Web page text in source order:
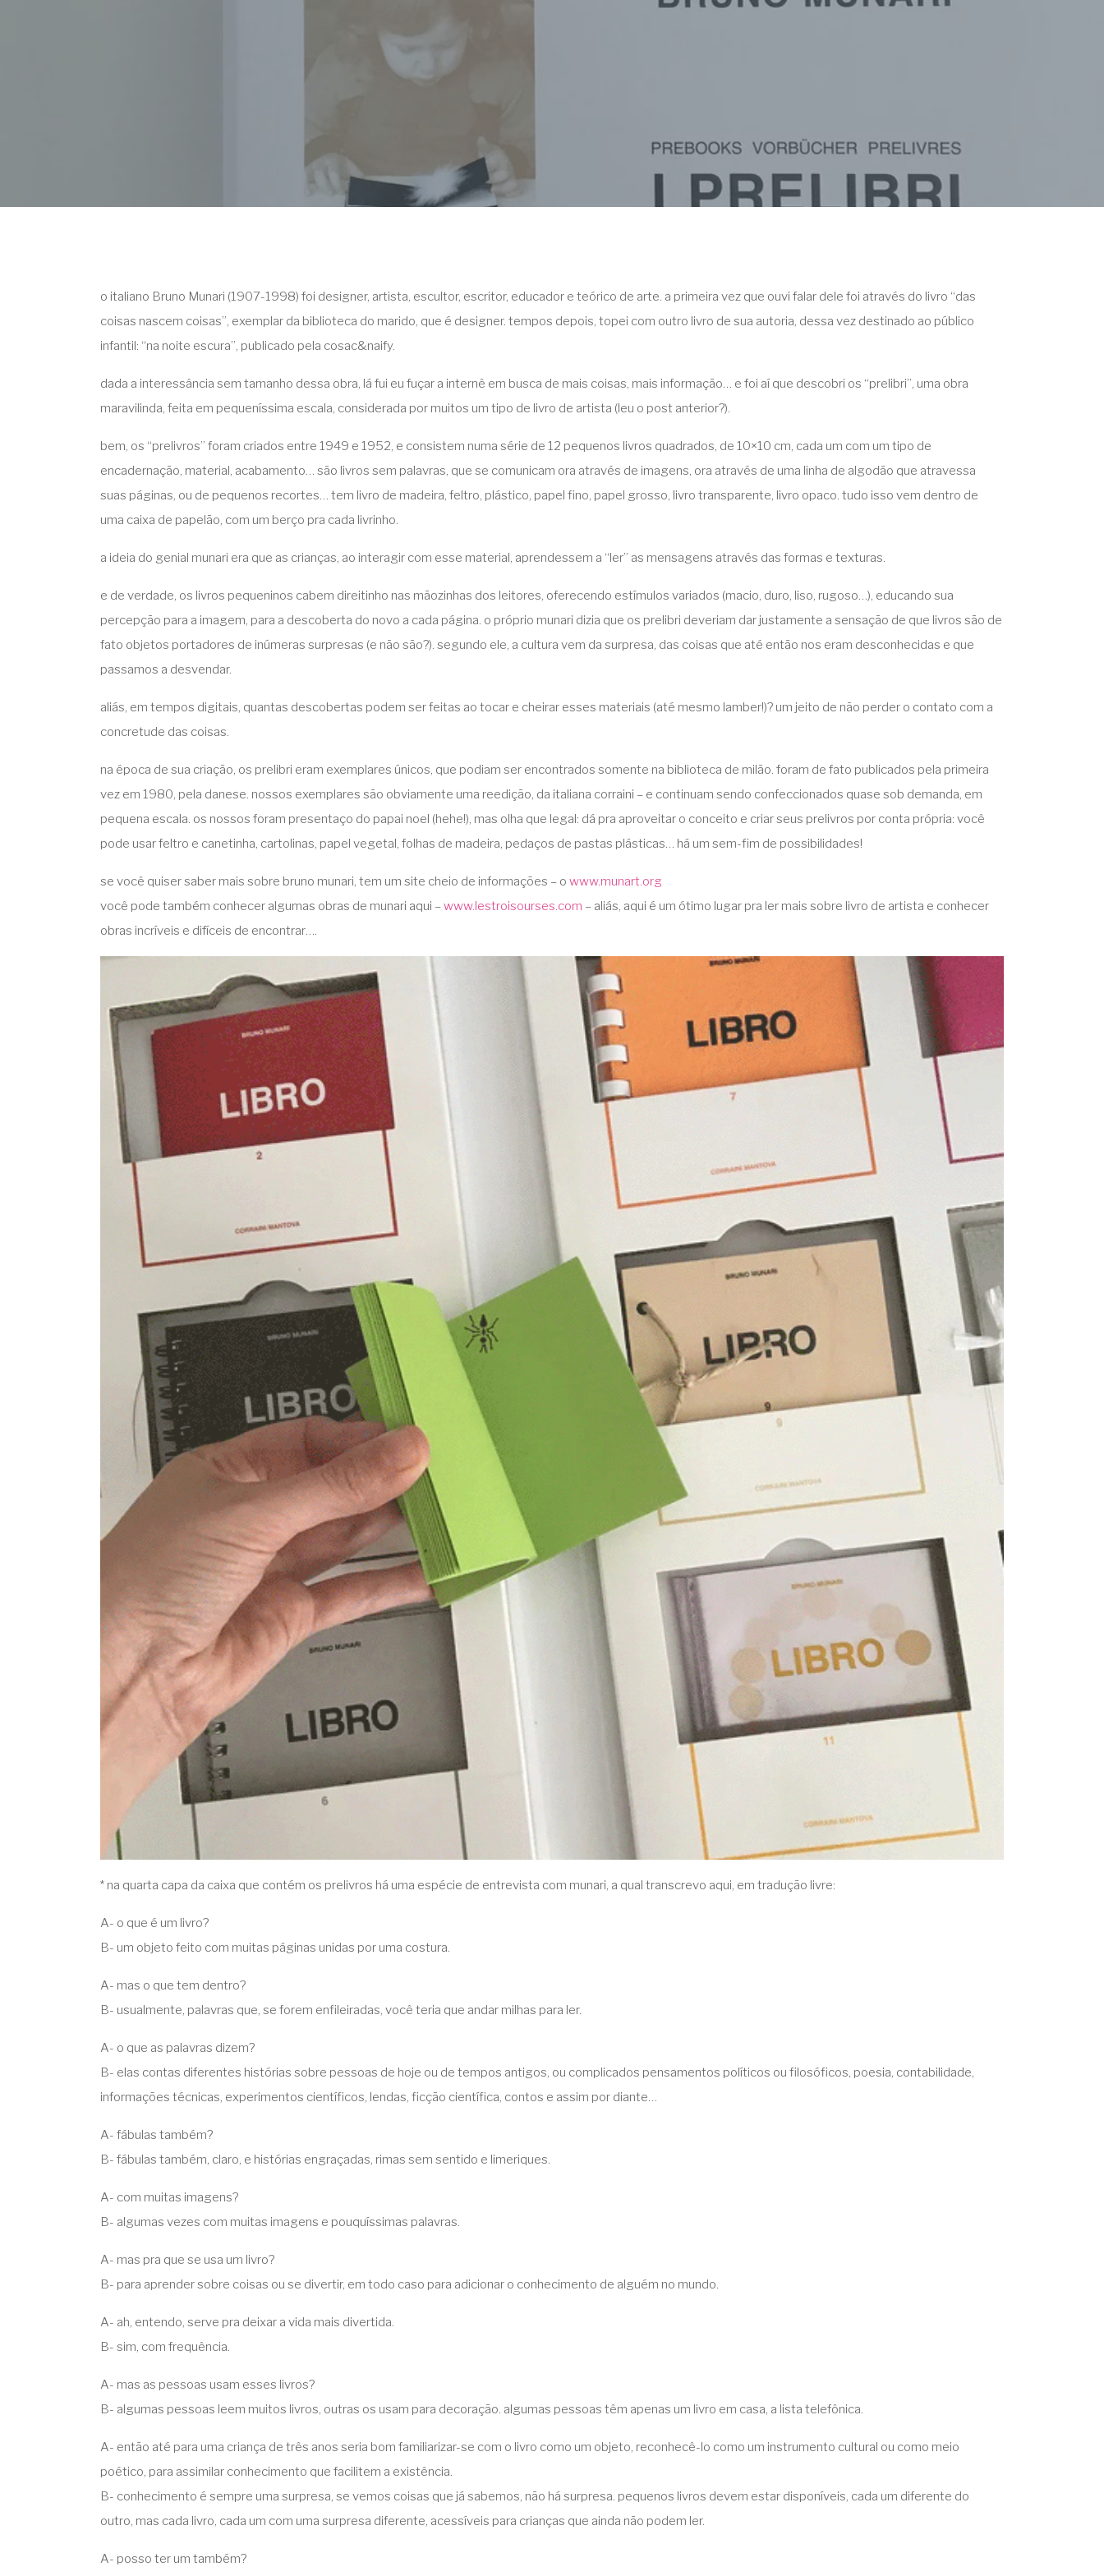
o italiano Bruno Munari (1907-1998) foi designer, artista, escultor, escritor, educador e teórico de arte. a primeira vez que ouvi falar dele foi através do livro “das
coisas nascem coisas”, exemplar da biblioteca do marido, que é designer. tempos depois, topei com outro livro de sua autoria, dessa vez destinado ao público
infantil: “na noite escura”, publicado pela cosac&naify.
dada a interessância sem tamanho dessa obra, lá fui eu fuçar a internê em busca de mais coisas, mais informação… e foi aí que descobri os “prelibri”, uma obra
maravilinda, feita em pequeníssima escala, considerada por muitos um tipo de livro de artista (leu o post anterior?).
bem, os “prelivros” foram criados entre 1949 e 1952, e consistem numa série de 12 pequenos livros quadrados, de 10×10 cm, cada um com um tipo de
encadernação, material, acabamento… são livros sem palavras, que se comunicam ora através de imagens, ora através de uma linha de algodão que atravessa
suas páginas, ou de pequenos recortes… tem livro de madeira, feltro, plástico, papel fino, papel grosso, livro transparente, livro opaco. tudo isso vem dentro de
uma caixa de papelão, com um berço pra cada livrinho.
a ideia do genial munari era que as crianças, ao interagir com esse material, aprendessem a “ler” as mensagens através das formas e texturas.
e de verdade, os livros pequeninos cabem direitinho nas mãozinhas dos leitores, oferecendo estímulos variados (macio, duro, liso, rugoso…), educando sua
percepção para a imagem, para a descoberta do novo a cada página. o próprio munari dizia que os prelibri deveriam dar justamente a sensação de que livros são de
fato objetos portadores de inúmeras surpresas (e não são?). segundo ele, a cultura vem da surpresa, das coisas que até então nos eram desconhecidas e que
passamos a desvendar.
aliás, em tempos digitais, quantas descobertas podem ser feitas ao tocar e cheirar esses materiais (até mesmo lamber!)? um jeito de não perder o contato com a
concretude das coisas.
na época de sua criação, os prelibri eram exemplares únicos, que podiam ser encontrados somente na biblioteca de milão. foram de fato publicados pela primeira
vez em 1980, pela danese. nossos exemplares são obviamente uma reedição, da italiana corraini – e continuam sendo confeccionados quase sob demanda, em
pequena escala. os nossos foram presentaço do papai noel (hehe!), mas olha que legal: dá pra aproveitar o conceito e criar seus prelivros por conta própria: você
pode usar feltro e canetinha, cartolinas, papel vegetal, folhas de madeira, pedaços de pastas plásticas… há um sem-fim de possibilidades!
se você quiser saber mais sobre bruno munari, tem um site cheio de informações – o www.munart.org
você pode também conhecer algumas obras de munari aqui –www.lestroisourses.com – aliás, aqui é um ótimo lugar pra ler mais sobre livro de artista e conhecer
obras incríveis e difíceis de encontrar….
* na quarta capa da caixa que contém os prelivros há uma espécie de entrevista com munari, a qual transcrevo aqui, em tradução livre:
A- o que é um livro?
B- um objeto feito com muitas páginas unidas por uma costura.
A- mas o que tem dentro?
B- usualmente, palavras que, se forem enfileiradas, você teria que andar milhas para ler.
A- o que as palavras dizem?
B- elas contas diferentes histórias sobre pessoas de hoje ou de tempos antigos, ou complicados pensamentos políticos ou filosóficos, poesia, contabilidade,
informações técnicas, experimentos científicos, lendas, ficção científica, contos e assim por diante…
A- fábulas também?
B- fábulas também, claro, e histórias engraçadas, rimas sem sentido e limeriques.
A- com muitas imagens?
B- algumas vezes com muitas imagens e pouquíssimas palavras.
A- mas pra que se usa um livro?
B- para aprender sobre coisas ou se divertir, em todo caso para adicionar o conhecimento de alguém no mundo.
A- ah, entendo, serve pra deixar a vida mais divertida.
B- sim, com frequência.
A- mas as pessoas usam esses livros?
B- algumas pessoas leem muitos livros, outras os usam para decoração. algumas pessoas têm apenas um livro em casa, a lista telefônica.
A- então até para uma criança de três anos seria bom familiarizar-se com o livro como um objeto, reconhecê-lo como um instrumento cultural ou como meio
poético, para assimilar conhecimento que facilitem a existência.
B- conhecimento é sempre uma surpresa, se vemos coisas que já sabemos, não há surpresa. pequenos livros devem estar disponíveis, cada um diferente do
outro, mas cada livro, cada um com uma surpresa diferente, acessíveis para crianças que ainda não podem ler.
A- posso ter um também?